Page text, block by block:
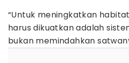
“Untuk meningkatkan
harus dikuatkan adalah
bukan memindahkan